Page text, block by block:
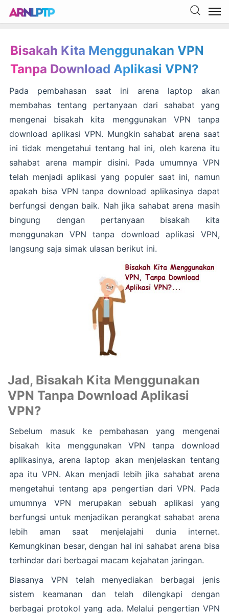
Bisakah Kita Menggunakan VPN
Tanpa Download Aplikasi VPN?
Pada pembahasan saat ini arena laptop akan
membahas tentang pertanyaan dari sahabat yang
mengenai bisakah kita menggunakan VPN tanpa
download aplikasi VPN. Mungkin sahabat arena saat
ini tidak mengetahui tentang hal ini, oleh karena itu
sahabat arena mampir disini. Pada umumnya VPN
telah menjadi aplikasi yang populer saat ini, namun
apakah bisa VPN tanpa download aplikasinya dapat
berfungsi dengan baik. Nah jika sahabat arena masih
bingung dengan pertanyaan bisakah kita
menggunakan VPN tanpa download aplikasi VPN,
langsung saja simak ulasan berikut ini.
Jad, Bisakah Kita Menggunakan
VPN Tanpa Download Aplikasi
VPN?
Sebelum masuk ke pembahasan yang mengenai
bisakah kita menggunakan VPN tanpa download
aplikasinya, arena laptop akan menjelaskan tentang
apa itu VPN. Akan menjadi lebih jika sahabat arena
mengetahui tentang apa pengertian dari VPN. Pada
umumnya VPN merupakan sebuah aplikasi yang
berfungsi untuk menjadikan perangkat sahabat arena
lebih aman saat menjelajahi dunia internet.
Kemungkinan besar, dengan hal ini sahabat arena bisa
terhindar dari berbagai macam kejahatan jaringan.
Biasanya VPN telah menyediakan berbagai jenis
sistem keamanan dan telah dilengkapi dengan
berbagai protokol yang ada. Melalui pengertian VPN